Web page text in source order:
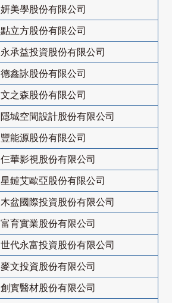
妍美學股份有限公司
點立方股份有限公司
永承益投資股份有限公司
德鑫詠股份有限公司
文之森股份有限公司
隱城空間設計股份有限公司
豐能源股份有限公司
仨華影視股份有限公司
星鏈艾歐亞股份有限公司
木盆國際投資股份有限公司
富育實業股份有限公司
世代永富投資股份有限公司
麥文投資股份有限公司
創實醫材股份有限公司